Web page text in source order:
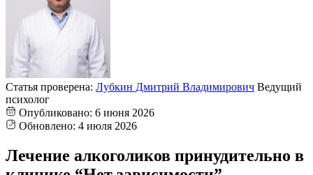
Статья проверена: Лубкин Дмитрий Владимирович Ведущий
психолог
Опубликовано: 6 июня 2026
Обновлено: 4 июля 2026
Лечение алкоголиков принудительно в